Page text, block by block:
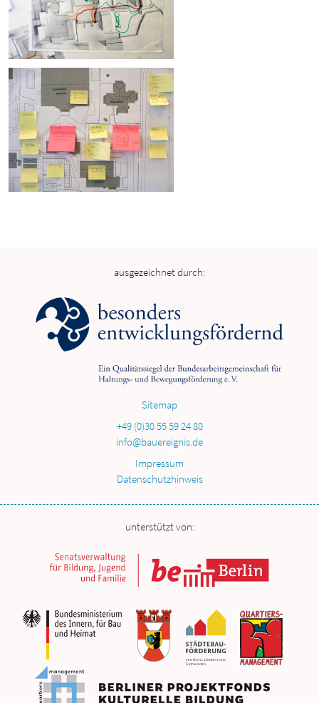
ausgezeichnet durch:
Sitemap
+49 (0)30 55 59 24 80
info@bauereignis.de
Impressum
Datenschutzhinweis
unterstützt von: